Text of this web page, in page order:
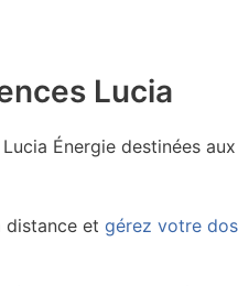
Lucia
Énergie destinées
distance et gérez votre